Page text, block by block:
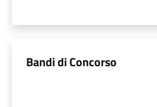
Bandi di Concorso